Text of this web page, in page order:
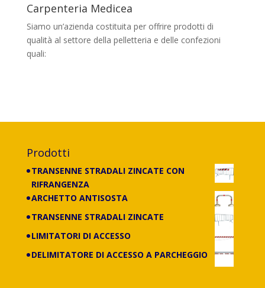
Carpenteria Medicea
Siamo un’azienda costituita per offrire prodotti di
qualità al settore della pelletteria e delle confezioni
quali:
Prodotti
TRANSENNE STRADALI ZINCATE CON
RIFRANGENZA
ARCHETTO ANTISOSTA
TRANSENNE STRADALI ZINCATE
LIMITATORI DI ACCESSO
DELIMITATORE DI ACCESSO A PARCHEGGIO